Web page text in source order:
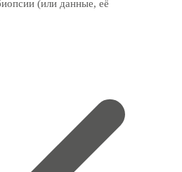
(или данные, её